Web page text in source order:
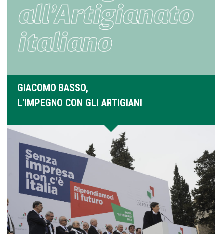
GIACOMO BASSO,
L'IMPEGNO CON GLI ARTIGIANI